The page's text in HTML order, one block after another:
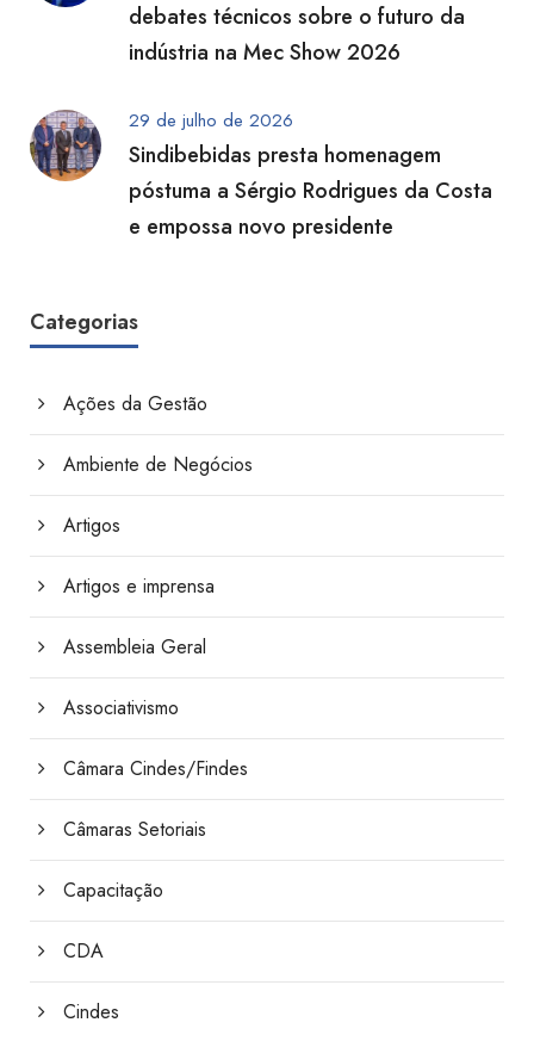
debates técnicos sobre o futuro da
indústria na Mec Show 2026
29 de julho de 2026
Sindibebidas presta homenagem
póstuma a Sérgio Rodrigues da Costa
e empossa novo presidente
Categorias
Ações da Gestão
Ambiente de Negócios
Artigos
Artigos e imprensa
Assembleia Geral
Associativismo
Câmara Cindes/Findes
Câmaras Setoriais
Capacitação
CDA
Cindes